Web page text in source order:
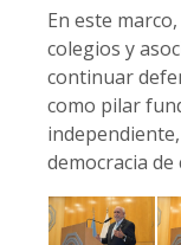
En este
colegios y
continuar
como pilar
democracia de